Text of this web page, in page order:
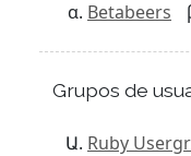
Betabeers
Grupos de
Ruby